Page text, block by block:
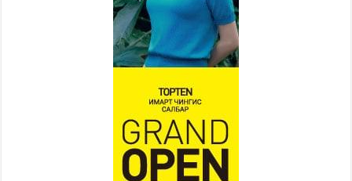
Үер усны аюулаас сэргийлж, нийслэлийн Онцгой
байдлын газрын 162 алба хаагч үүрэг гүйцэтгэж
2026 оны 7 сар 15 / 11 цаг 07 минут
Үндэсний их сурын харваанд 850 харваач цэц
2026 оны 7 сар 15 / 11 цаг 03 минут
Төв цэнгэлдэхийн эргэн тойронд
2026 оны 7 сар 15 / 10 цаг 58 минут